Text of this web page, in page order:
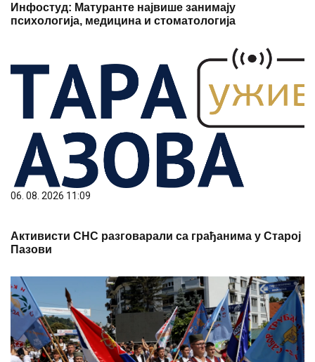
Инфостуд: Матуранте највише занимају
психологија, медицина и стоматологија
06. 08. 2026 11:09
Активисти СНС разговарали са грађанима у Старој
Пазови